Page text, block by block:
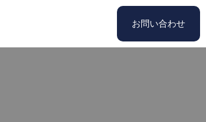
お問い合わせ